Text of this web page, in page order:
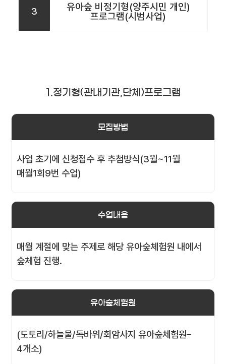
3
유아숲 비정기형(양주시민 개인)
프로그램(시범사업)
1.정기형(관내기관,단체)프로그램
모집방법
사업 초기에 신청접수 후 추첨방식(3월~11월
매월1회9번 수업)
수업내용
매월 계절에 맞는 주제로 해당 유아숲체험원 내에서
숲체험 진행.
유아숲체험원
(도토리/하늘물/독바위/회암사지 유아숲체험원–
4개소)